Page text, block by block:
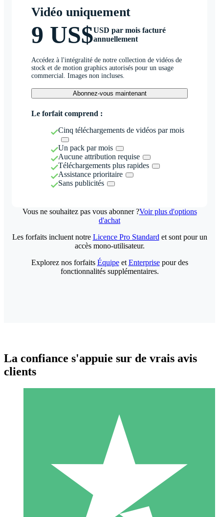
Vidéo uniquement
9 US$USD par mois facturé
annuellement
Accédez à l'intégralité de notre collection de vidéos de
stock et de motion graphics autorisés pour un usage
commercial. Images non incluses.
Abonnez-vous maintenant
Le forfait comprend :
Cinq téléchargements de vidéos par mois
Un pack par mois
Aucune attribution requise
Téléchargements plus rapides
Assistance prioritaire
Sans publicités
Vous ne souhaitez pas vous abonner ?Voir plus d'options
d'achat
Packs de Crédits Individuels
Payez à l'utilisation avec des crédits de téléchargement. Sans
1 Téléchargement
10 00
Les forfaits incluent notre Licence Pro Standard et sont pour un
accès mono-utilisateur.
Explorez nos forfaits Équipeet Enterprisepour des
fonctionnalités supplémentaires.
La confiance s'appuie sur de vrais avis
clients